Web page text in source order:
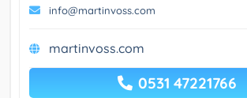
info@martinvoss.com
martinvoss.com
0531 47221766